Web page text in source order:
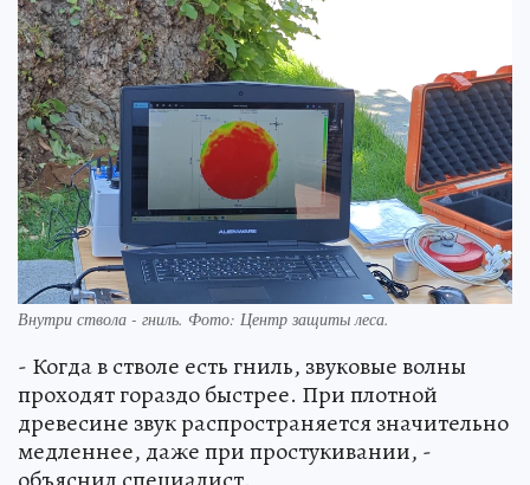
Внутри ствола - гниль. Фото: Центр защиты леса.
- Когда в стволе есть гниль, звуковые волны
проходят гораздо быстрее. При плотной
древесине звук распространяется значительно
медленнее, даже при простукивании, -